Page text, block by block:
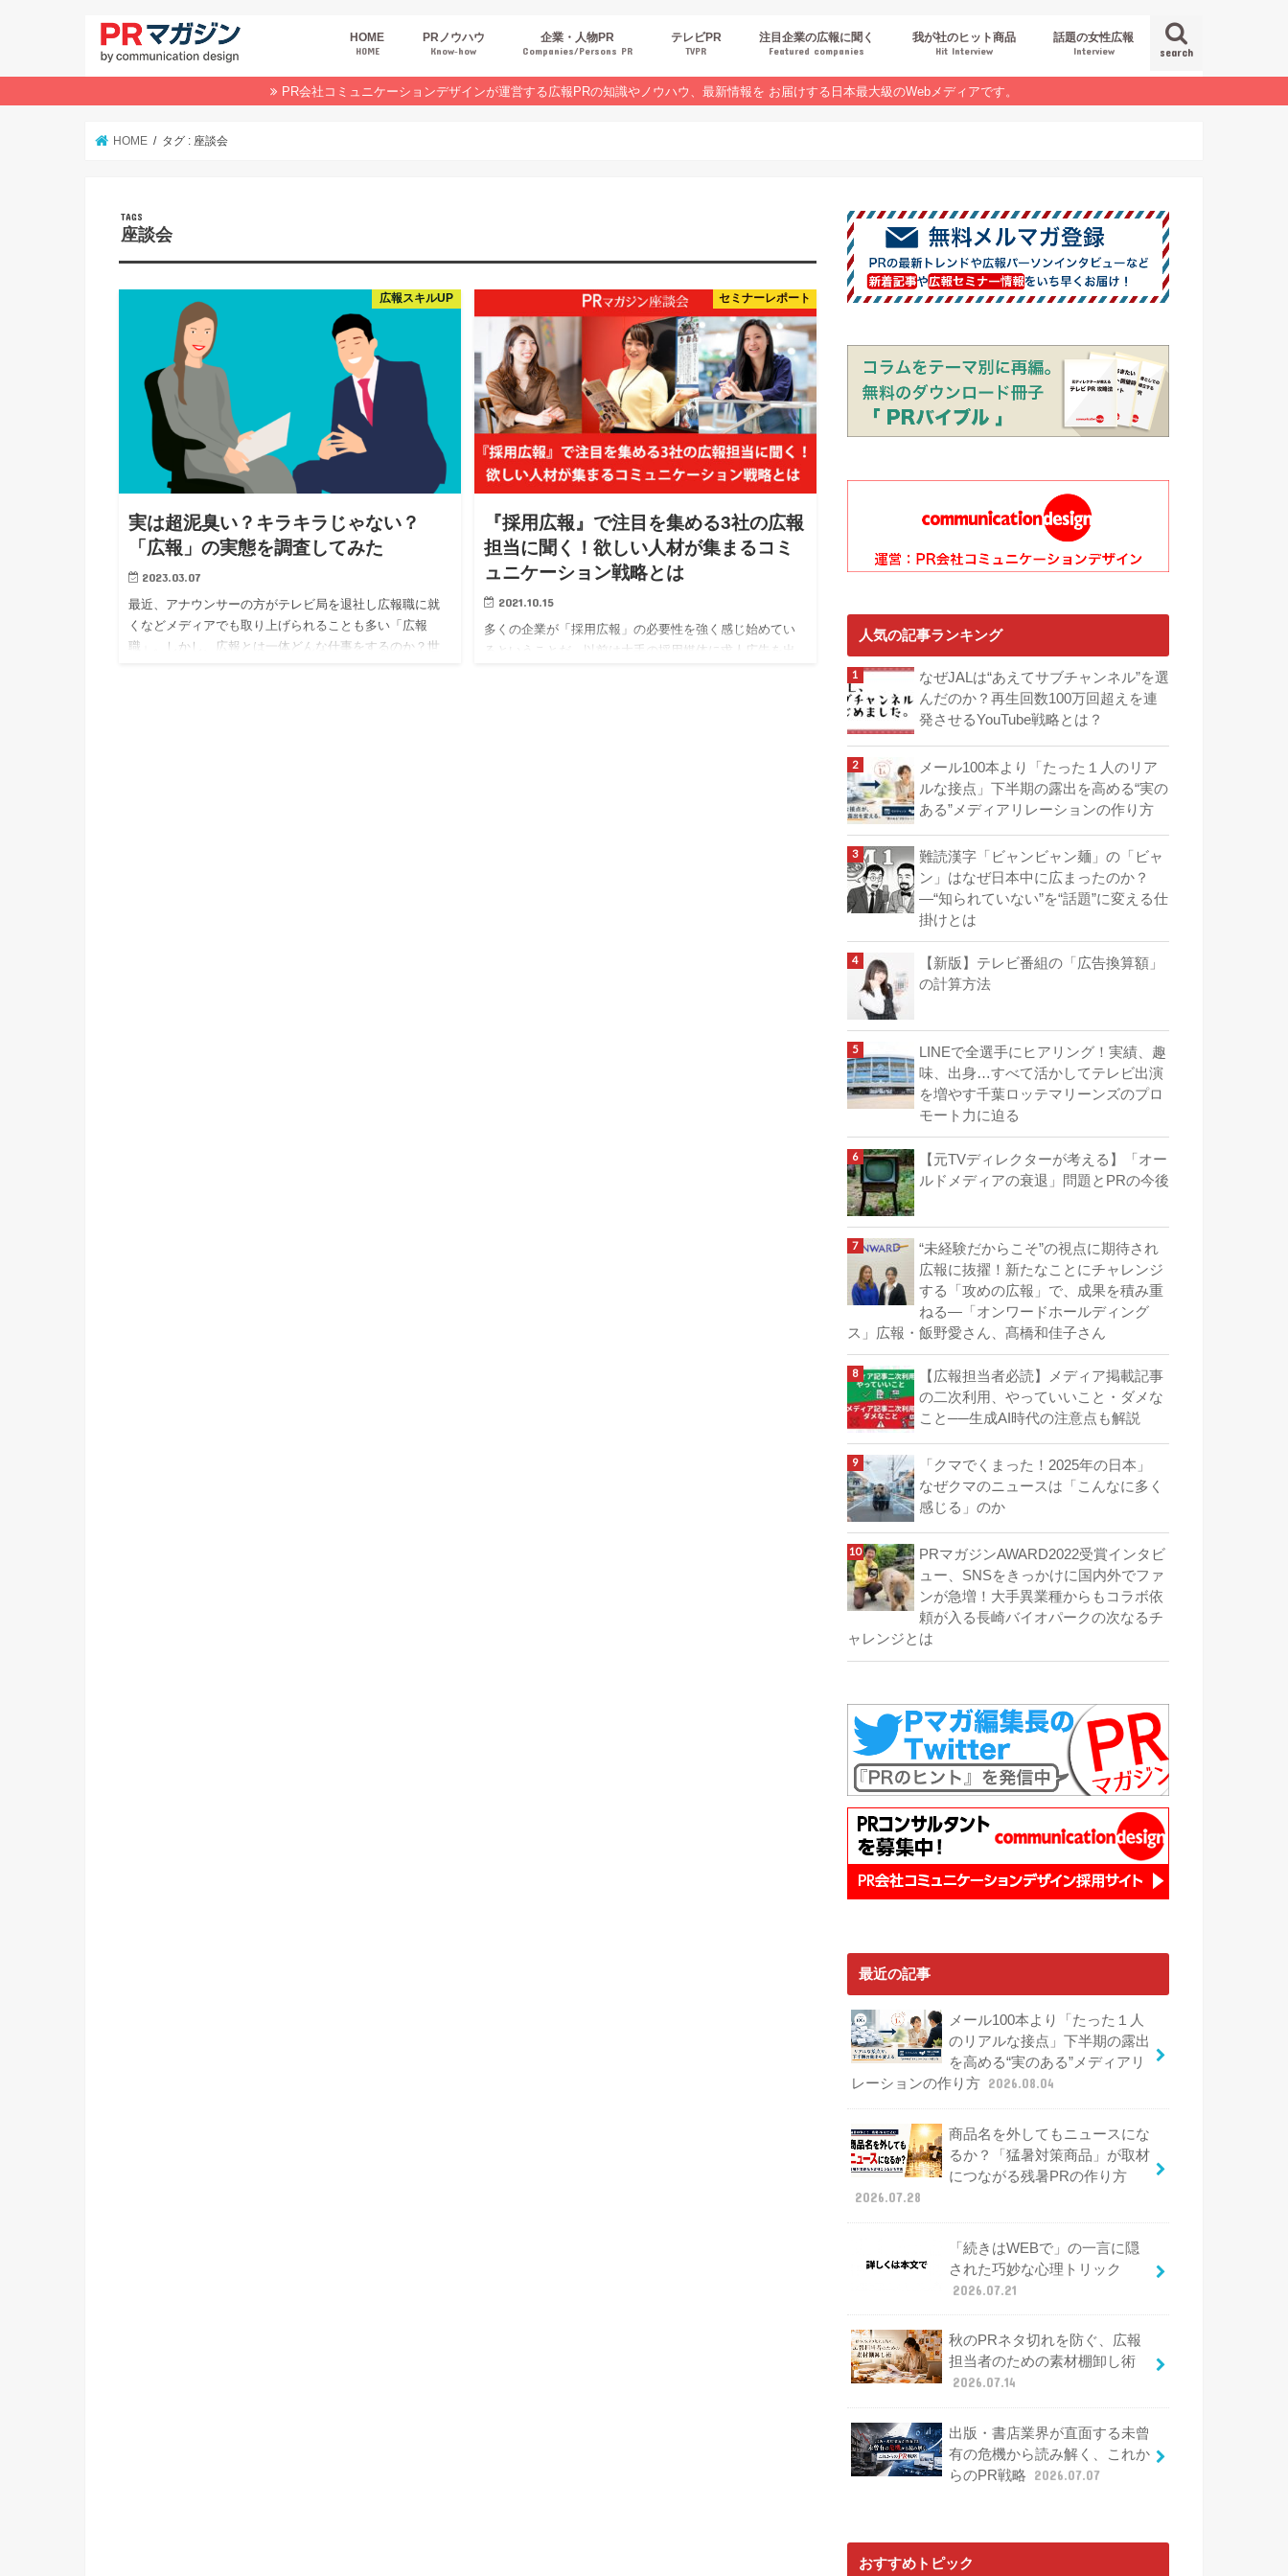
search
HOME
HOME
PRノウハウ
Know‐how
広報スキルUP
商品・サービスPR
デジタルPR
PRトレンド
イベントPR
業界コラム
オンラインセミナーレポート
企業・人物PR
Companies/Persons PR
テレビPR
TVPR
注目企業の広報に聞く
Featured companies
我が社のヒット商品
Hit Interview
話題の女性広報
Interview
PR会社コミュニケーションデザインが運営する広報PRの知識やノウハウ、最新情報を お届けする日本最大級のWebメディアです。
HOME タグ : 座談会
座談会
広報スキルUP
実は超泥臭い？キラキラじゃない？
「広報」の実態を調査してみた
2023.03.07
最近、アナウンサーの方がテレビ局を退社し広報職に就
くなどメディアでも取り上げられることも多い「広報
職」。しかし、広報とは一体どんな仕事をするのか？世
セミナーレポート
『採用広報』で注目を集める3社の広報
担当に聞く！欲しい人材が集まるコミ
ュニケーション戦略とは
2021.10.15
多くの企業が「採用広報」の必要性を強く感じ始めてい
るということだ。以前は大手の採用媒体に求人広告を出
人気の記事ランキング
なぜJALは“あえてサブチャンネル”を選
んだのか？再生回数100万回超えを連
発させるYouTube戦略とは？
メール100本より「たった１人のリア
ルな接点」下半期の露出を高める“実の
ある”メディアリレーションの作り方
難読漢字「ビャンビャン麺」の「ビャ
ン」はなぜ日本中に広まったのか？
―“知られていない”を“話題”に変える仕
掛けとは
【新版】テレビ番組の「広告換算額」
の計算方法
LINEで全選手にヒアリング！実績、趣
味、出身…すべて活かしてテレビ出演
を増やす千葉ロッテマリーンズのプロ
モート力に迫る
【元TVディレクターが考える】「オー
ルドメディアの衰退」問題とPRの今後
“未経験だからこそ”の視点に期待され
広報に抜擢！新たなことにチャレンジ
する「攻めの広報」で、成果を積み重
ねる―「オンワードホールディング
ス」広報・飯野愛さん、髙橋和佳子さん
【広報担当者必読】メディア掲載記事
の二次利用、やっていいこと・ダメな
こと──生成AI時代の注意点も解説
「クマでくまった！2025年の日本」
なぜクマのニュースは「こんなに多く
感じる」のか
PRマガジンAWARD2022受賞インタビ
ュー、SNSをきっかけに国内外でファ
ンが急増！大手異業種からもコラボ依
頼が入る長崎バイオパークの次なるチ
ャレンジとは
最近の記事
メール100本より「たった１人
のリアルな接点」下半期の露出
を高める“実のある”メディアリ
レーションの作り方 2026.08.04
商品名を外してもニュースにな
るか？「猛暑対策商品」が取材
につながる残暑PRの作り方
2026.07.28
「続きはWEBで」の一言に隠
された巧妙な心理トリック
2026.07.21
秋のPRネタ切れを防ぐ、広報
担当者のための素材棚卸し術
2026.07.14
出版・書店業界が直面する未曾
有の危機から読み解く、これか
らのPR戦略
2026.07.07
おすすめトピック